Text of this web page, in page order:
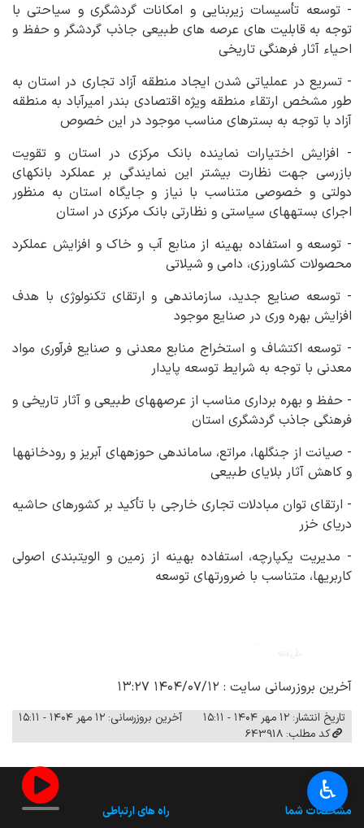
- توسعه تأسیسات زیربنایی و امکانات گردشگری و سیاحتی با
توجه به قابلیت های عرصه های طبیعی جاذب گردشگر و حفظ و
احیاء آثار فرهنگی تاریخی
- تسریع در عملیاتی شدن ایجاد منطقه آزاد تجاری در استان به
طور مشخص ارتقاء منطقه ویژه اقتصادی بندر امیرآباد به منطقه
آزاد با توجه به بسترهای مناسب موجود در این خصوص
- افزایش اختیارات نماینده بانک مرکزی در استان و تقویت
بازرسی جهت نظارت بیشتر این نمایندگی بر عملکرد بانک‏های
دولتی و خصوصی متناسب با نیاز و جایگاه استان به منظور
اجرای بسته‏های سیاستی و نظارتی بانک مرکزی در استان
- توسعه و استفاده بهینه از منابع آب و خاک و افزایش عملکرد
محصولات کشاورزی، دامی و شیلاتی
- توسعه صنایع جدید، سازماندهی و ارتقای تکنولوژی با هدف
افزایش بهره وری در صنایع موجود
- توسعه اکتشاف و استخراج منابع معدنی و صنایع فرآوری مواد
معدنی با توجه به شرایط توسعه پایدار
- حفظ و بهره برداری مناسب از عرصه‏های طبیعی و آثار تاریخی و
فرهنگی جاذب گردشگری استان
- صیانت از جنگل‏ها، مراتع، ساماندهی حوزه‏های آبریز و رودخانه‏ها
و کاهش آثار بلایای طبیعی
- ارتقای توان مبادلات تجاری خارجی با تأکید بر کشورهای حاشیه
دریای خزر
- مدیریت یکپارچه، استفاده بهینه از زمین و الویت‏بندی اصولی
کاربری‏ها، متناسب با ضرورت‏های توسعه
آخرین بروزرسانی سایت : ۱۴۰۴/۰۷/۱۲ ۱۳:۲۷
تاریخ انتشار: ۱۲ مهر ۱۴۰۴ - ۱۵:۱۱
آخرین بروزرسانی: ۱۲ مهر ۱۴۰۴ - ۱۵:۱۱
کد مطلب: 643918
مشخصات شما راه های ارتباطی
♿︎